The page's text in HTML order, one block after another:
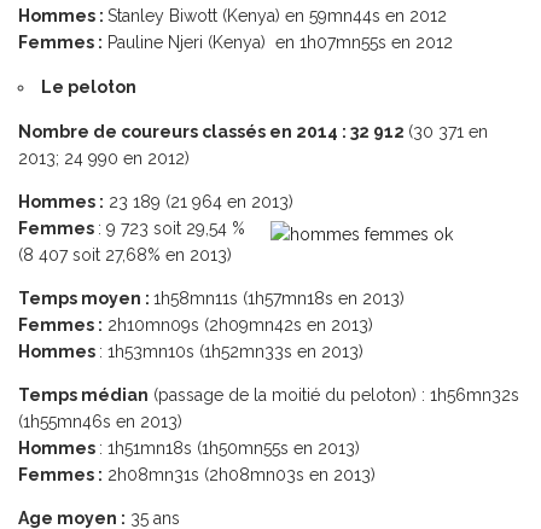
Hommes : Stanley Biwott (Kenya) en 59mn44s en 2012
Femmes : Pauline Njeri (Kenya) en 1h07mn55s en 2012
Le peloton
Nombre de coureurs classés en 2014 : 32 912 (30 371 en
2013; 24 990 en 2012)
Hommes : 23 189 (21 964 en 2013)
Femmes : 9 723 soit 29,54 %
(8 407 soit 27,68% en 2013)
Temps moyen : 1h58mn11s (1h57mn18s en 2013)
Femmes : 2h10mn09s (2h09mn42s en 2013)
Hommes : 1h53mn10s (1h52mn33s en 2013)
Temps médian (passage de la moitié du peloton) : 1h56mn32s
(1h55mn46s en 2013)
Hommes : 1h51mn18s (1h50mn55s en 2013)
Femmes : 2h08mn31s (2h08mn03s en 2013)
Age moyen : 35 ans